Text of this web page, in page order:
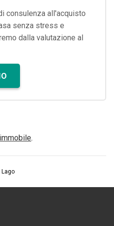
consulenza all'acquisto
senza stress e
dalla valutazione al
.
Lago